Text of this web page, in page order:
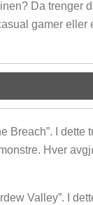
Da trenger
gamer eller
Breach”. I dette
Hver
Valley”. I